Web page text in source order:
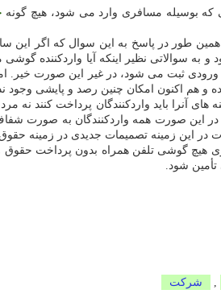
كه بوسیله مسافری وارد می شود، هیچ گونه
همین طور در پاسخ به این سوال كه اگر این
به سوالاتی نظیر اینكه آیا واردكننده
ثبت می شود، در غیر این صورت خیر.
و هم اكنون امكان چنین رصد و پایشی وجود
آنرا باید واردكنندگان پرداخت كنند نه
در این صورت همه واردكنندگان به صورت
در این زمینه تصمیمات جدیدی در زمینه
هیچ گوشی تلفن همراه بدون پرداخت
شود.
شركت